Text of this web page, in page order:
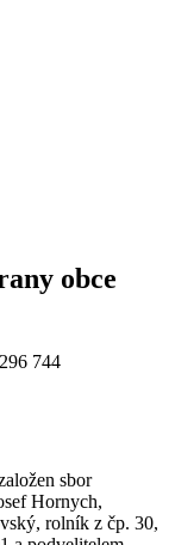
obce
744
sbor
Hornych,
rolník z čp. 30,